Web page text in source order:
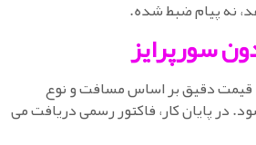
نه پیام ضبط شده.
سورپرایز
دقیق بر اساس مسافت و نوع
پایان کار، فاکتور رسمی دریافت می